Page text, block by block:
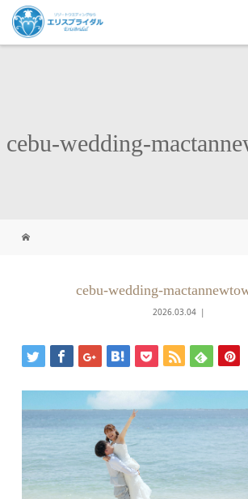
cebu-wedding-
cebu-wedding-
2026.03.04